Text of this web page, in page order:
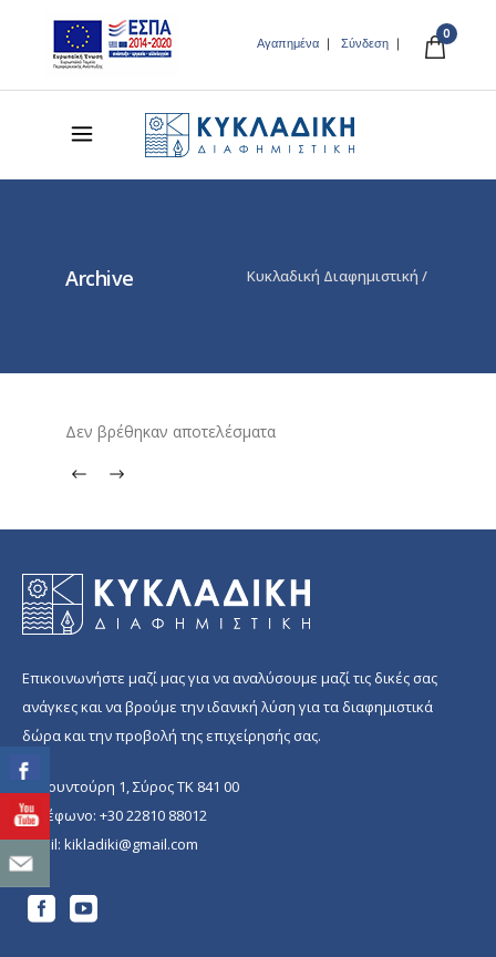
Αγαπημένα Σύνδεση
0
Archive Κυκλαδική Διαφημιστική /
Δεν βρέθηκαν αποτελέσματα
Επικοινωνήστε μαζί μας για να αναλύσουμε μαζί τις δικές σας
ανάγκες και να βρούμε την ιδανική λύση για τα διαφημιστικά
δώρα και την προβολή της επιχείρησής σας.
Π. Κουντούρη 1, Σύρος ΤΚ 841 00
Τηλέφωνο: +30 22810 88012
Email: kikladiki@gmail.com